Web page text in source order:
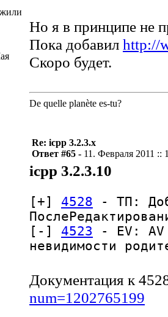
Но я в принципе не
Пока добавил http://
Скоро будет.
De quelle planète es-tu?
Re: icpp 3.2.3.x
Ответ #65 - 11. Февраля 2011 ::
icpp 3.2.3.10
[+] 4528 - ТП:
[-] 4523 - EV: AV
невидимости
Документация к
num=1202765199